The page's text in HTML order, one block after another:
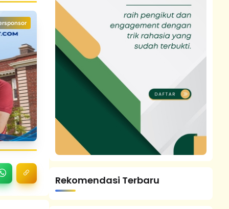
Rekomendasi Terbaru